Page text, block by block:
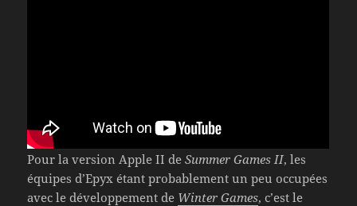
Pour la version Apple II deSummer Games II, les
équipes d’Epyx étant probablement un peu occupées
avec le développement de Winter Games, c’est le